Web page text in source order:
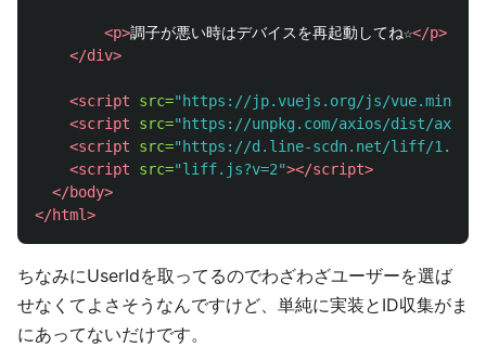
<p>調子が悪い時はデバイスを再起動してね☆</p>
</div>
<script src="https://jp.vuejs.org/js/vue.min.js"
<script src="https://unpkg.com/axios/dist/
<script src="https://d.line-scdn.net/liff/1.0/
<script src="liff.js?v=2"></script>
</body>
</html>
ちなみにUserIdを取ってるのでわざわざユーザーを選ば
せなくてよさそうなんですけど、単純に実装とID収集がま
にあってないだけです。